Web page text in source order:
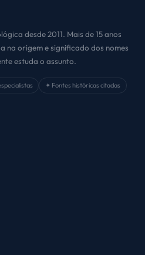
desde 2011. Mais de 15 anos
na origem e significado dos nomes
estuda o assunto.
✦ Fontes históricas citadas